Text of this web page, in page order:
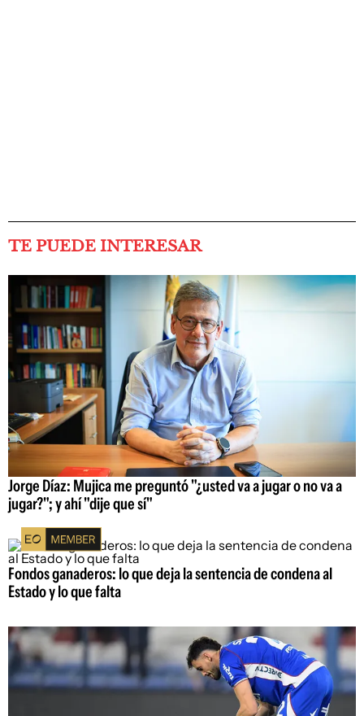
TE PUEDE INTERESAR
Jorge Díaz: Mujica me preguntó "¿usted va a jugar o no va a
jugar?"; y ahí "dije que sí"
Fondos ganaderos: lo que deja la sentencia de condena al
Estado y lo que falta